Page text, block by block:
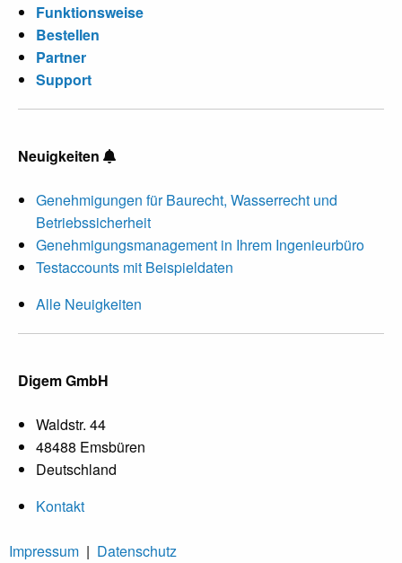
Funktionsweise
Bestellen
Partner
Support
Neuigkeiten
Genehmigungen für Baurecht, Wasserrecht und
Betriebssicherheit
Genehmigungsmanagement in Ihrem Ingenieurbüro
Testaccounts mit Beispieldaten
Alle Neuigkeiten
Digem GmbH
Waldstr. 44
48488 Emsbüren
Deutschland
Kontakt
Impressum | Datenschutz